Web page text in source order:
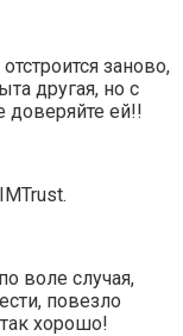
заново,
другая, но с
доверяйте ей!!
воле случая,
повезло
хорошо!